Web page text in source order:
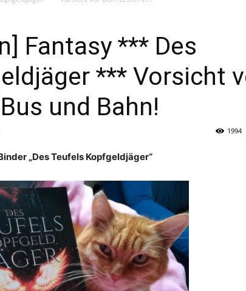
Fantasy *** Des
*** Vorsicht
und Bahn!
1994
„Des Teufels Kopfgeldjäger“